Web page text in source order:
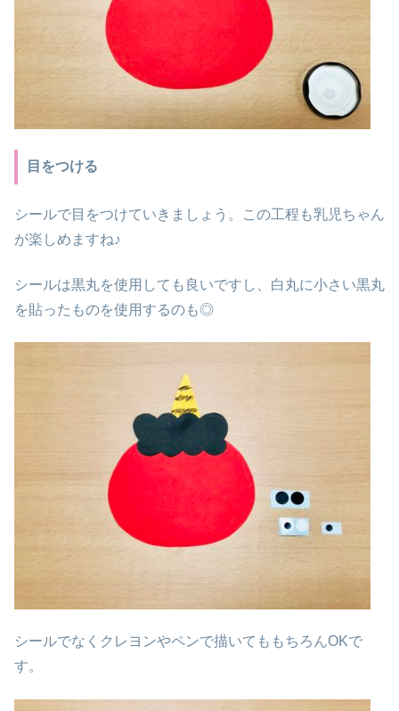
目をつける
シールで目をつけていきましょう。この工程も乳児ちゃん
が楽しめますね♪
シールは黒丸を使用しても良いですし、白丸に小さい黒丸
を貼ったものを使用するのも◎
シールでなくクレヨンやペンで描いてももちろんOKで
す。